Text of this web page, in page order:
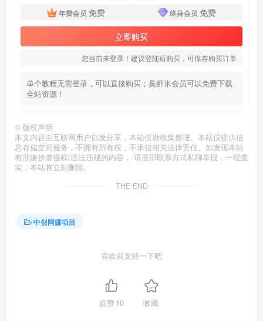
年费会员 免费 终身会员 免费
立即购买
您当前未登录！建议登陆后购买，可保存购买订单
单个教程无需登录，可以直接购买；臭虾米会员可以免费下载
全站资源！
© 版权声明
本文内容由互联网用户自发分享，本站仅做收集整理。本站仅提供信
息存储空间服务，不拥有所有权，不承担相关法律责任。如发现本站
有涉嫌抄袭侵权/违法违规的内容， 请底部联系方式私聊举报，一经查
实，本站将立刻删除。
THE END
中创网赚项目
喜欢就支持一下吧
点赞10 收藏